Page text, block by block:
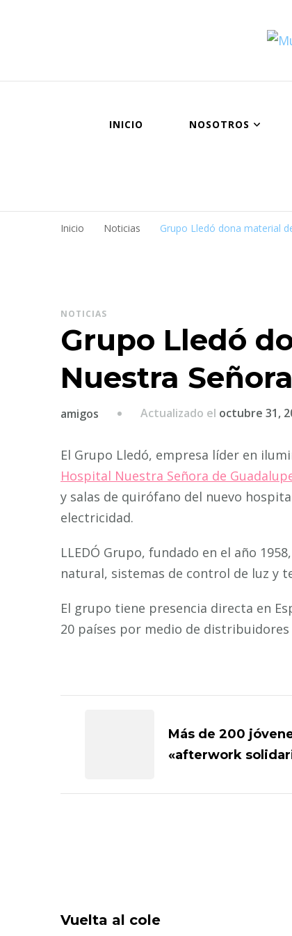
INICIO NOSOTROS
Inicio Noticias Grupo Lledó dona material
NOTICIAS
Grupo Lledó
Nuestra
amigos Actualizado el octubre 31,
El Grupo Lledó, empresa líder en
Hospital Nuestra Señora de
y salas de quirófano del nuevo
electricidad.
LLEDÓ Grupo, fundado en el año
natural, sistemas de control de luz y
El grupo tiene presencia directa en
20 países por medio de distribuidores
entradas
Más de 200
«afterwork
Vuelta al cole